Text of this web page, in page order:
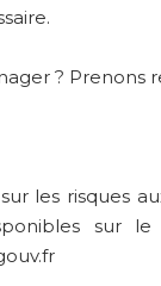
? Prenons
les risques
sur le